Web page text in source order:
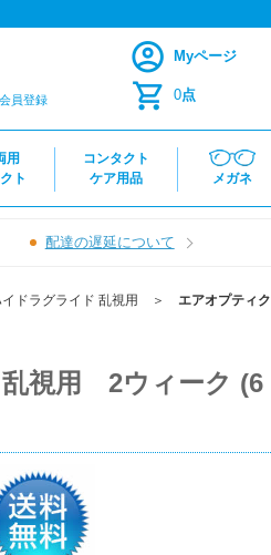
員登録
Myページ
0点
用
ト
コンタクト
ケア用品
メガネ
配達の遅延について
ドラグライド 乱視用 ＞ エアオプティク
視用 2ウィーク (6